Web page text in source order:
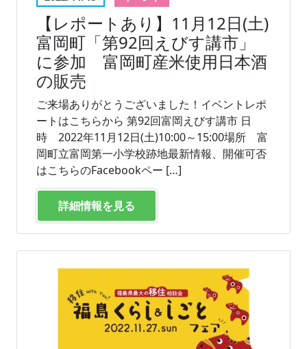
【レポートあり】11月12日(土)
富岡町「第92回えびす講市」
に参加 富岡町産米使用日本酒
の販売
ご来場ありがとうございました！イベントレポ
ートはこちらから 第92回富岡えびす講市 日
時 2022年11月12日(土)10:00～15:00場所 富
岡町立富岡第一小学校跡地最新情報、開催可否
はこちらのFacebookペー […]
詳細情報を見る